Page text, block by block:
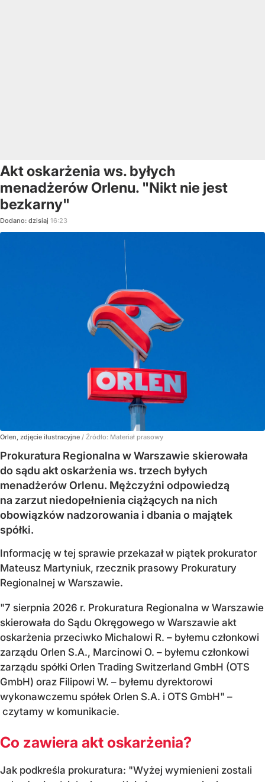
Akt oskarżenia ws. byłych
menadżerów Orlenu. "Nikt nie jest
bezkarny"
Dodano: dzisiaj 16:23
Orlen, zdjęcie ilustracyjne / Źródło: Materiał prasowy
Prokuratura Regionalna w Warszawie skierowała
do sądu akt oskarżenia ws. trzech byłych
menadżerów Orlenu. Mężczyźni odpowiedzą
na zarzut niedopełnienia ciążących na nich
obowiązków nadzorowania i dbania o majątek
spółki.
Informację w tej sprawie przekazał w piątek prokurator
Mateusz Martyniuk, rzecznik prasowy Prokuratury
Regionalnej w Warszawie.
"7 sierpnia 2026 r. Prokuratura Regionalna w Warszawie
skierowała do Sądu Okręgowego w Warszawie akt
oskarżenia przeciwko Michalowi R. – byłemu członkowi
zarządu Orlen S.A., Marcinowi O. – byłemu członkowi
zarządu spółki Orlen Trading Switzerland GmbH (OTS
GmbH) oraz Filipowi W. – byłemu dyrektorowi
wykonawczemu spółek Orlen S.A. i OTS GmbH" –
czytamy w komunikacie.
Co zawiera akt oskarżenia?
Jak podkreśla prokuratura: "Wyżej wymienieni zostali